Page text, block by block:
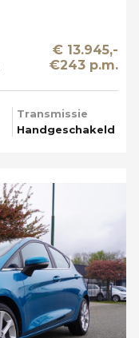
€ 13.945,-
€243 p.m.
Transmissie
Handgeschakeld